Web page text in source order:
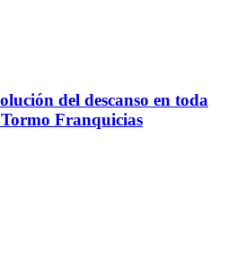
del descanso en toda
Franquicias